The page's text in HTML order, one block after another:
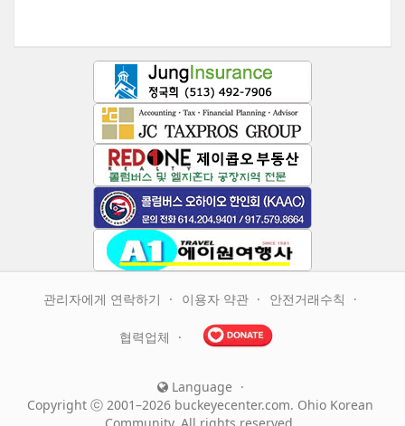
관리자에게 연락하기 이용자 약관 안전거래수칙
협력업체
Language
Copyright ⓒ 2001–2026 buckeyecenter.com. Ohio Korean